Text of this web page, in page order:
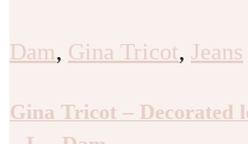
Dam, Gina Tricot, Jeans
Gina Tricot – Decorated